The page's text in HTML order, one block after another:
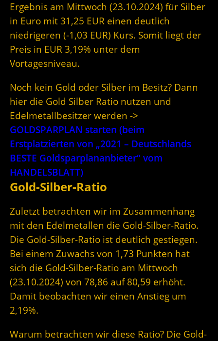
Ergebnis am Mittwoch (23.10.2024) für Silber
in Euro mit 31,25 EUR einen deutlich
niedrigeren (-1,03 EUR) Kurs. Somit liegt der
Preis in EUR 3,19% unter dem
Vortagesniveau.
Noch kein Gold oder Silber im Besitz? Dann
hier die Gold Silber Ratio nutzen und
Edelmetallbesitzer werden ->
GOLDSPARPLAN starten (beim
Erstplatzierten von „2021 – Deutschlands
BESTE Goldsparplananbieter“ vom
HANDELSBLATT)
Gold-Silber-Ratio
Zuletzt betrachten wir im Zusammenhang
mit den Edelmetallen die Gold-Silber-Ratio.
Die Gold-Silber-Ratio ist deutlich gestiegen.
Bei einem Zuwachs von 1,73 Punkten hat
sich die Gold-Silber-Ratio am Mittwoch
(23.10.2024) von 78,86 auf 80,59 erhöht.
Damit beobachten wir einen Anstieg um
2,19%.
Warum betrachten wir diese Ratio? Die Gold-